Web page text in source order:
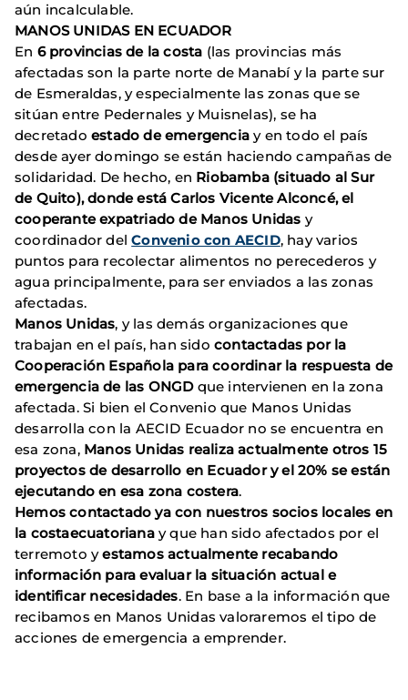
aún incalculable.
MANOS UNIDAS EN ECUADOR
En 6 provincias de la costa (las provincias más
afectadas son la parte norte de Manabí y la parte sur
de Esmeraldas, y especialmente las zonas que se
sitúan entre Pedernales y Muisnelas), se ha
decretado estado de emergencia y en todo el país
desde ayer domingo se están haciendo campañas de
solidaridad. De hecho, en Riobamba (situado al Sur
de Quito), donde está Carlos Vicente Alconcé, el
cooperante expatriado de Manos Unidas y
coordinador delConvenio con AECID, hay varios
puntos para recolectar alimentos no perecederos y
agua principalmente, para ser enviados a las zonas
afectadas.
Manos Unidas, y las demás organizaciones que
trabajan en el país, han sido contactadas por la
Cooperación Española para coordinar la respuesta de
emergencia de las ONGDque intervienen en la zona
afectada. Si bien el Convenio que Manos Unidas
desarrolla con la AECID Ecuador no se encuentra en
esa zona, Manos Unidas realiza actualmente otros 15
proyectos de desarrollo en Ecuador y el 20% se están
ejecutando en esa zona costera.
Hemos contactado ya con nuestros socios locales en
la costaecuatorianay que han sido afectados por el
terremoto yestamos actualmente recabando
información para evaluar la situación actual e
identificar necesidades. En base a la información que
recibamos en Manos Unidas valoraremos el tipo de
acciones de emergencia a emprender.